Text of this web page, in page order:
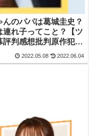
んのパパは葛城圭史？
れ子ってこと？【ツ
判感想批判原作犯人
2022.05.08 2022.06.04